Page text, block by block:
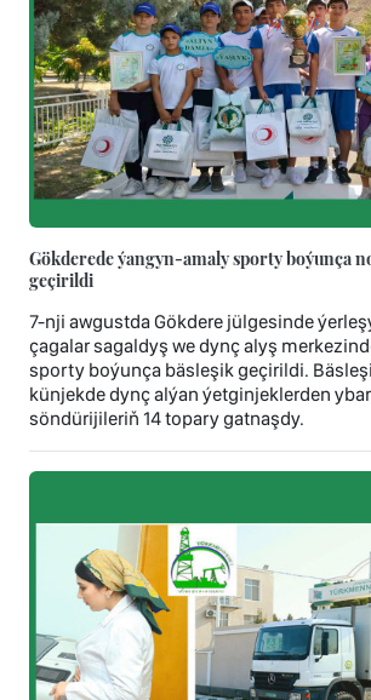
Gökderede ýangyn-amaly sporty boýunça
geçirildi
7-nji awgustda Gökdere jülgesinde
çagalar sagaldyş we dynç alyş
sporty boýunça bäsleşik geçirildi.
künjekde dynç alýan ýetginjeklerden
söndürijileriň 14 topary gatnaşdy.